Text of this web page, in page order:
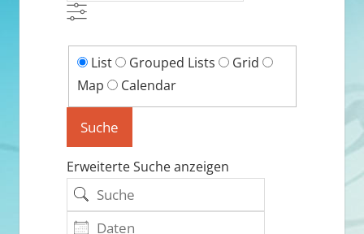
Search
Results
View
Type
List Grouped Lists
Grid
Map
Calendar
Suche
Erweiterte Suche anzeigen
Suche
Daten